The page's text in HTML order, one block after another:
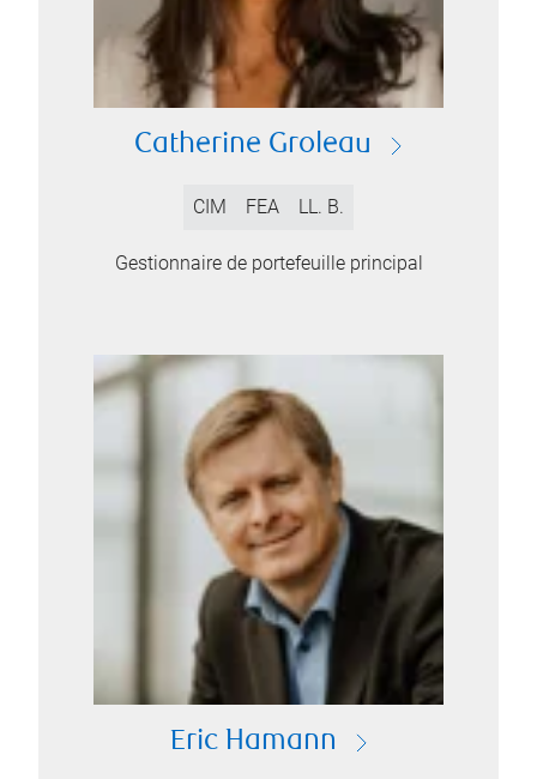
Catherine Groleau
CIM FEA LL. B.
Gestionnaire de portefeuille principal
Eric Hamann